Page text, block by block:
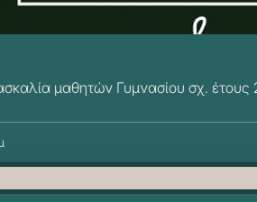
μαθητών Γυμνασίου σχ.